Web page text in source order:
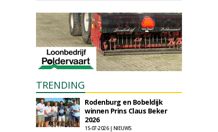
TRENDING
Rodenburg en Bobeldijk
winnen Prins Claus Beker
2026
15-07-2026 | NIEUWS